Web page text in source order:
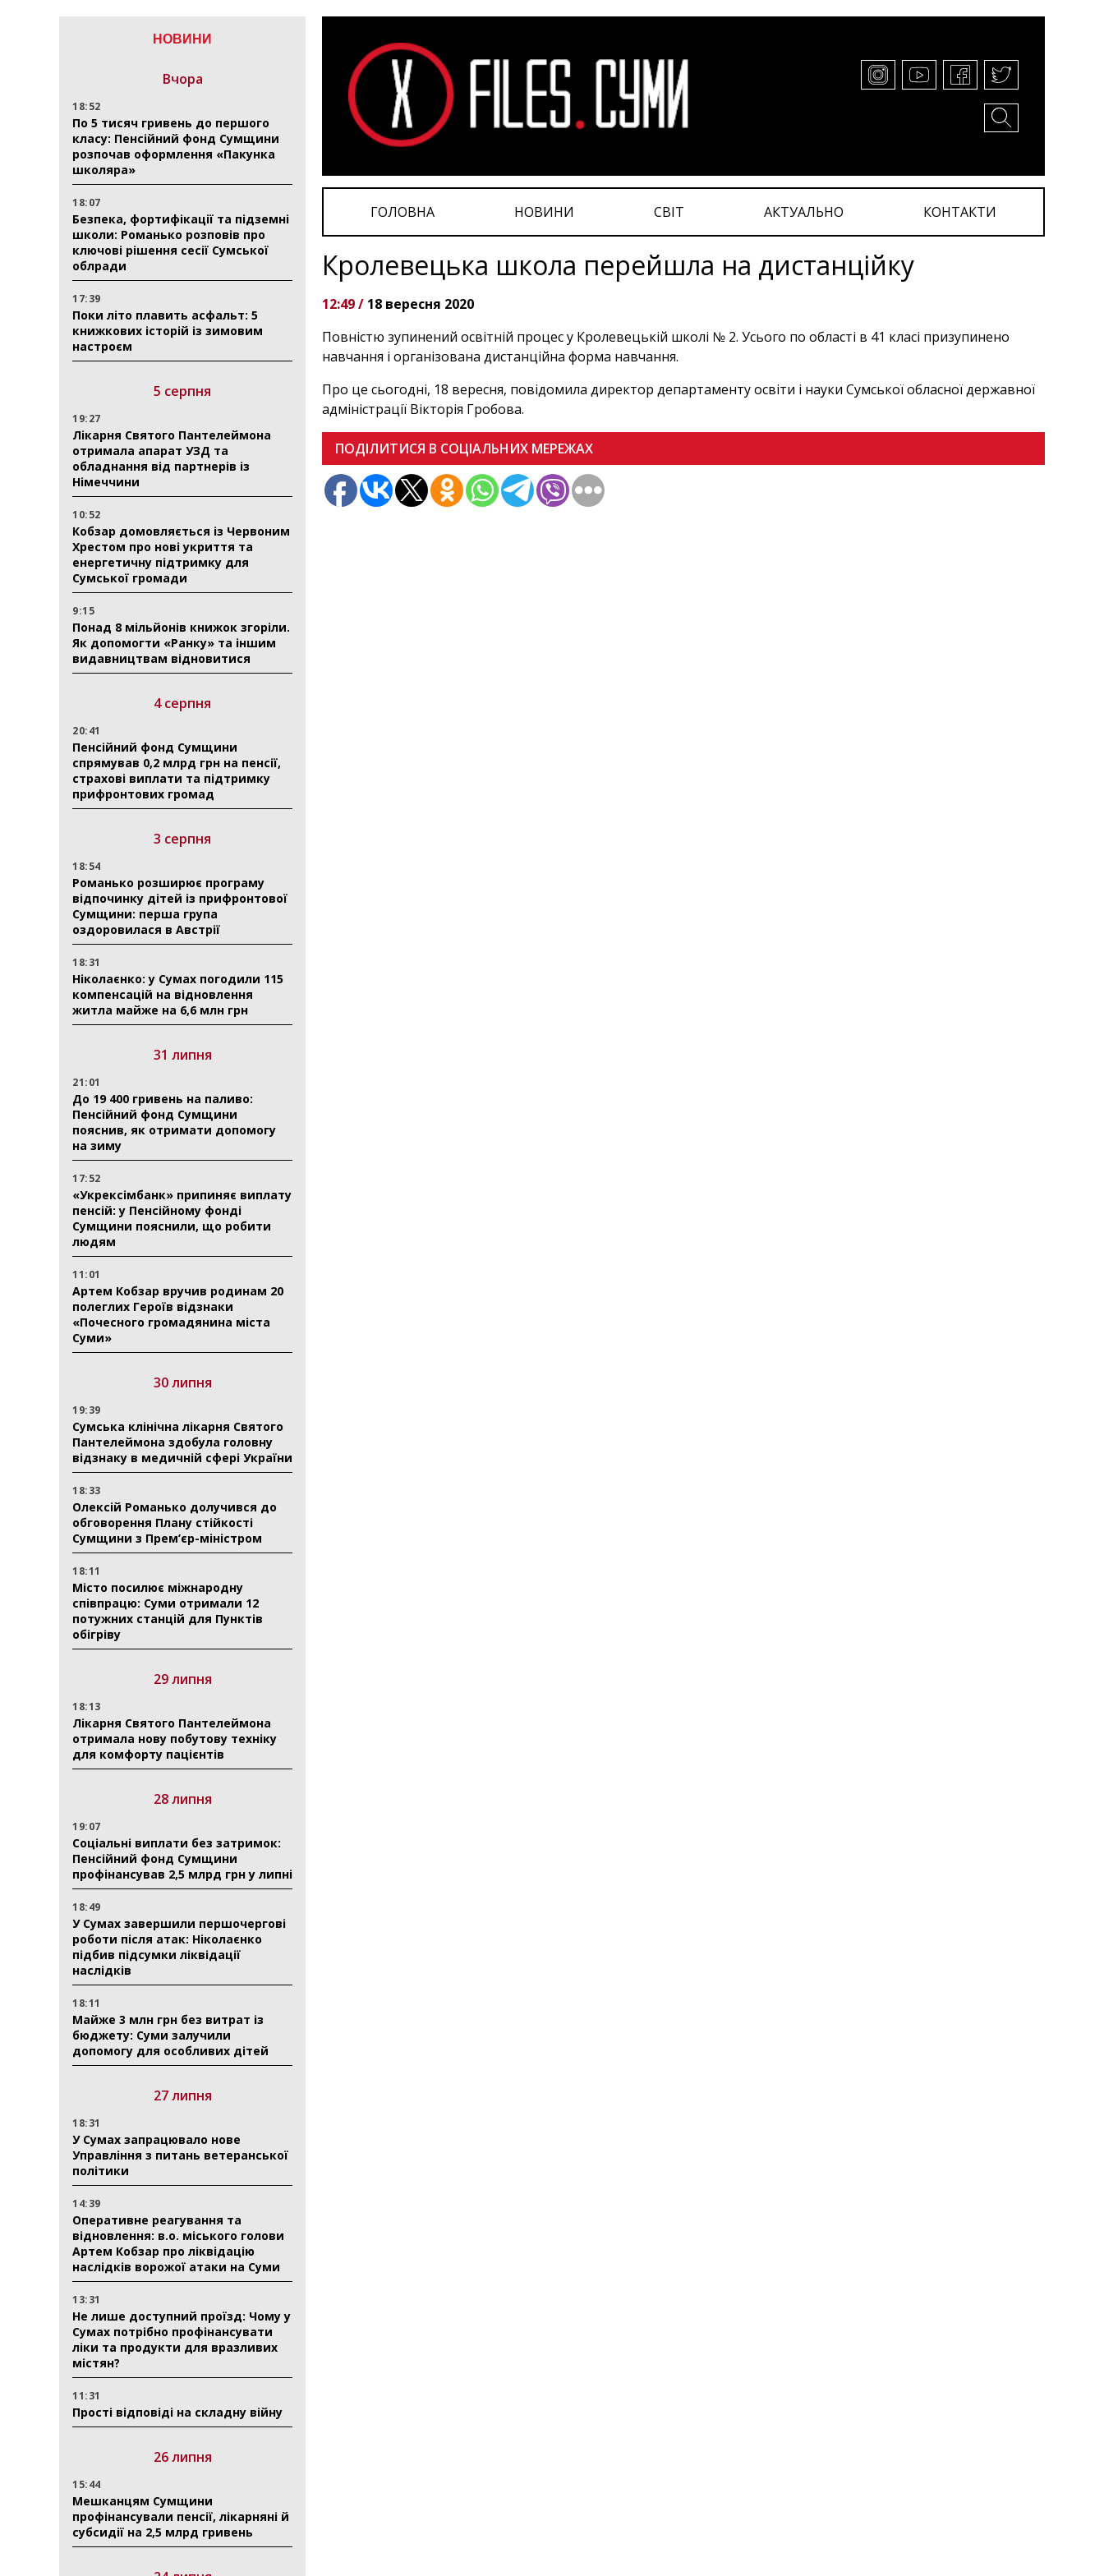
ГОЛОВНА НОВИНИ СВІТ АКТУАЛЬНО КОНТАКТИ
НОВИНИ
Вчора
18:52
По 5 тисяч гривень до першого
класу: Пенсійний фонд Сумщини
розпочав оформлення «Пакунка
школяра»
18:07
Безпека, фортифікації та підземні
школи: Романько розповів про
ключові рішення сесії Сумської
облради
17:39
Поки літо плавить асфальт: 5
книжкових історій із зимовим
настроєм
5 серпня
19:27
Лікарня Святого Пантелеймона
отримала апарат УЗД та
обладнання від партнерів із
Німеччини
10:52
Кобзар домовляється із Червоним
Хрестом про нові укриття та
енергетичну підтримку для
Сумської громади
9:15
Понад 8 мільйонів книжок згоріли.
Як допомогти «Ранку» та іншим
видавництвам відновитися
4 серпня
20:41
Пенсійний фонд Сумщини
спрямував 0,2 млрд грн на пенсії,
страхові виплати та підтримку
прифронтових громад
3 серпня
18:54
Романько розширює програму
відпочинку дітей із прифронтової
Сумщини: перша група
оздоровилася в Австрії
18:31
Ніколаєнко: у Сумах погодили 115
компенсацій на відновлення
житла майже на 6,6 млн грн
31 липня
21:01
До 19 400 гривень на паливо:
Пенсійний фонд Сумщини
пояснив, як отримати допомогу
на зиму
17:52
«Укрексімбанк» припиняє виплату
пенсій: у Пенсійному фонді
Сумщини пояснили, що робити
людям
11:01
Артем Кобзар вручив родинам 20
полеглих Героїв відзнаки
«Почесного громадянина міста
Суми»
30 липня
19:39
Сумська клінічна лікарня Святого
Пантелеймона здобула головну
відзнаку в медичній сфері України
18:33
Олексій Романько долучився до
обговорення Плану стійкості
Сумщини з Прем’єр-міністром
18:11
Місто посилює міжнародну
співпрацю: Суми отримали 12
потужних станцій для Пунктів
обігріву
29 липня
18:13
Лікарня Святого Пантелеймона
отримала нову побутову техніку
для комфорту пацієнтів
28 липня
19:07
Соціальні виплати без затримок:
Пенсійний фонд Сумщини
профінансував 2,5 млрд грн у липні
18:49
У Сумах завершили першочергові
роботи після атак: Ніколаєнко
підбив підсумки ліквідації
наслідків
18:11
Майже 3 млн грн без витрат із
бюджету: Суми залучили
допомогу для особливих дітей
27 липня
18:31
У Сумах запрацювало нове
Управління з питань ветеранської
політики
14:39
Оперативне реагування та
відновлення: в.о. міського голови
Артем Кобзар про ліквідацію
наслідків ворожої атаки на Суми
13:31
Не лише доступний проїзд: Чому у
Сумах потрібно профінансувати
ліки та продукти для вразливих
містян?
11:31
Прості відповіді на складну війну
26 липня
15:44
Мешканцям Сумщини
профінансували пенсії, лікарняні й
субсидії на 2,5 млрд гривень
Кролевецька школа перейшла на дистанційку
12:49 / 18 вересня 2020
Повністю зупинений освітній процес у Кролевецькій школі № 2. Усього по області в 41 класі призупинено
навчання і організована дистанційна форма навчання.
Про це сьогодні, 18 вересня, повідомила директор департаменту освіти і науки Сумської обласної державної
адміністрації Вікторія Гробова.
ПОДІЛИТИСЯ В СОЦІАЛЬНИХ МЕРЕЖАХ